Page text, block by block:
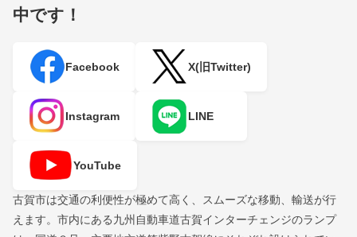
中です！
Facebook X(旧Twitter)
Instagram LINE
YouTube
古賀市は交通の利便性が極めて高く、スムーズな移動、輸送が行
えます。市内にある九州自動車道古賀インターチェンジのランプ